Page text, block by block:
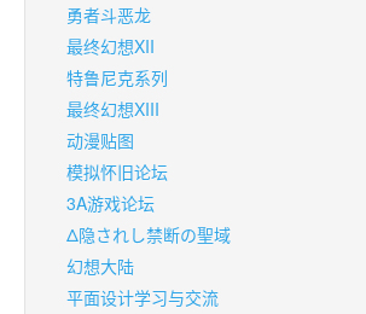
勇者斗恶龙
最终幻想XII
特鲁尼克系列
最终幻想XIII
动漫贴图
模拟怀旧论坛
3A游戏论坛
Δ隐されし禁断の聖域
幻想大陆
平面设计学习与交流